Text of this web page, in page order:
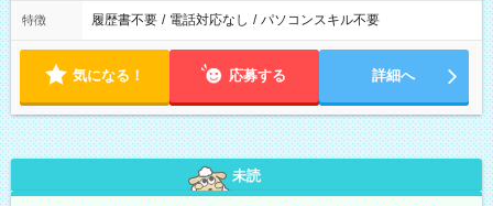
特徴 履歴書不要 / 電話対応なし / パソコンスキル不要
気になる！ 応募する 詳細へ
未読